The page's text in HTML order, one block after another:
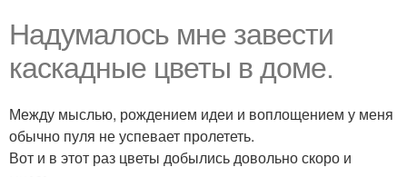
Надумалось мне завести
каскадные цветы в доме.
Между мыслью, рождением идеи и воплощением у меня
обычно пуля не успевает пролететь.
Вот и в этот раз цветы добылись довольно скоро и